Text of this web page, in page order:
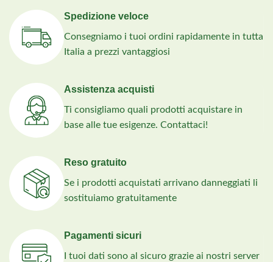
Spedizione veloce
Consegniamo i tuoi ordini rapidamente in tutta
Italia a prezzi vantaggiosi
Assistenza acquisti
Ti consigliamo quali prodotti acquistare in
base alle tue esigenze. Contattaci!
Reso gratuito
Se i prodotti acquistati arrivano danneggiati li
sostituiamo gratuitamente
Pagamenti sicuri
I tuoi dati sono al sicuro grazie ai nostri server